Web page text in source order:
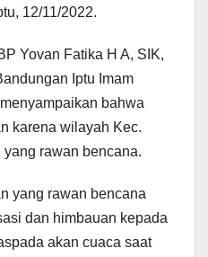
12/11/2022.
Yovan Fatika H A, SIK,
Iptu Imam
bahwa
karena wilayah Kec.
rawan bencana.
yang rawan bencana
dan himbauan kepada
akan cuaca saat